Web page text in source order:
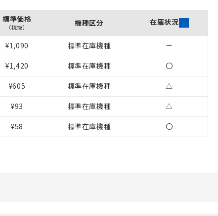
標準価格
（税抜） 機種区分 在庫状況
¥1,090 標準在庫機種 －
¥1,420 標準在庫機種 〇
¥605 標準在庫機種 △
¥93 標準在庫機種 △
¥58 標準在庫機種 〇
供させていただ
了承ください。
作成されるも
をご了承くださ
御機器販売店・
。
うお願いしま